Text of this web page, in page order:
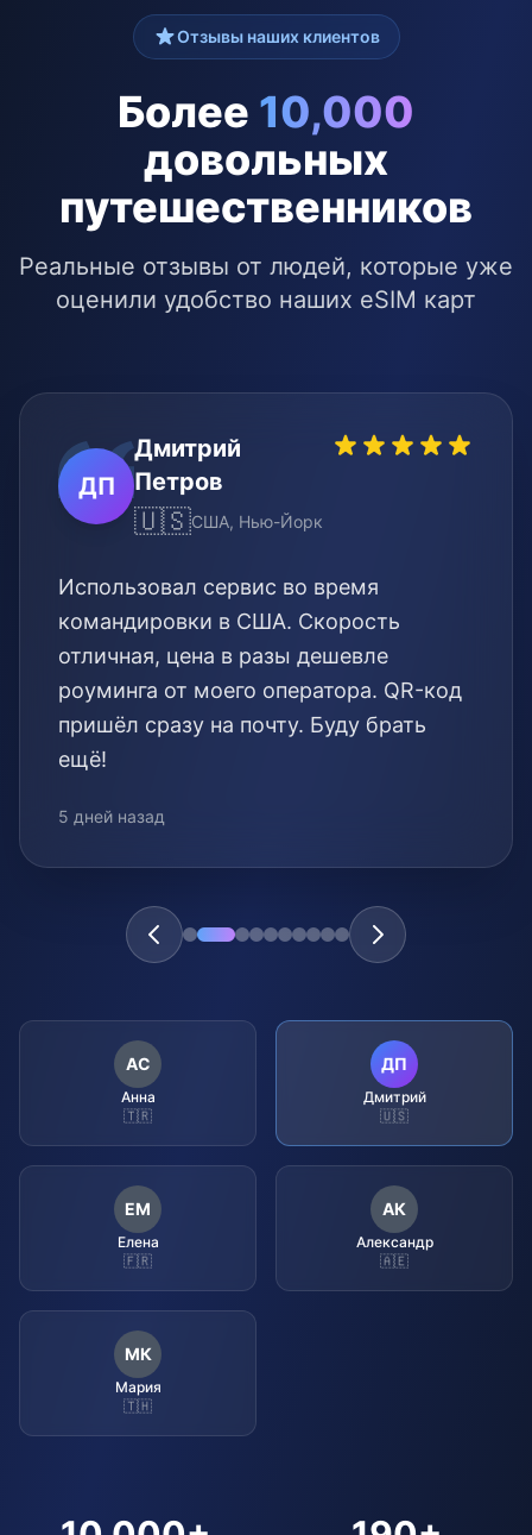
Отзывы наших клиентов
Более 10,000
довольных
путешественников
Реальные отзывы от людей, которые уже
оценили удобство наших eSIM карт
ДП
Дмитрий
Петров
🇺🇸США, Нью-Йорк
Использовал сервис во время
командировки в США. Скорость
отличная, цена в разы дешевле
роуминга от моего оператора. QR-код
пришёл сразу на почту. Буду брать
ещё!
5 дней назад
АС
Анна
🇹🇷
ДП
Дмитрий
🇺🇸
ЕМ
Елена
🇫🇷
АК
Александр
🇦🇪
МК
Мария
🇹🇭